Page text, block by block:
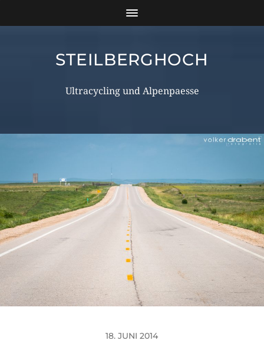
STEILBERGHOCH
Ultracycling und Alpenpaesse
18. JUNI 2014